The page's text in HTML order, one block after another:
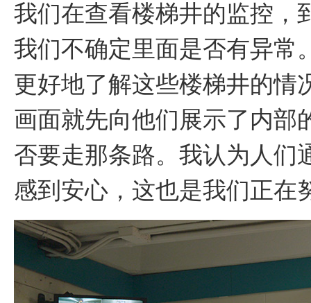
我们在查看楼梯井的监控，
我们不确定里面是否有异常
更好地了解这些楼梯井的情
画面就先向他们展示了内部
否要走那条路。我认为人们
感到安心，这也是我们正在